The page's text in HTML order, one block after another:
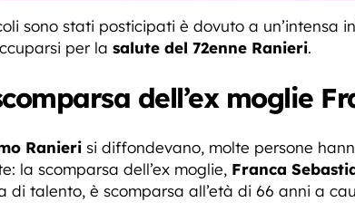
sono stati posticipati è dovuto a un’intensa
per la salute del 72enne Ranieri.
dell’ex moglie
Ranieri si diffondevano, molte persone
la scomparsa dell’ex moglie, Franca
di talento, è scomparsa all’età di 66 anni a